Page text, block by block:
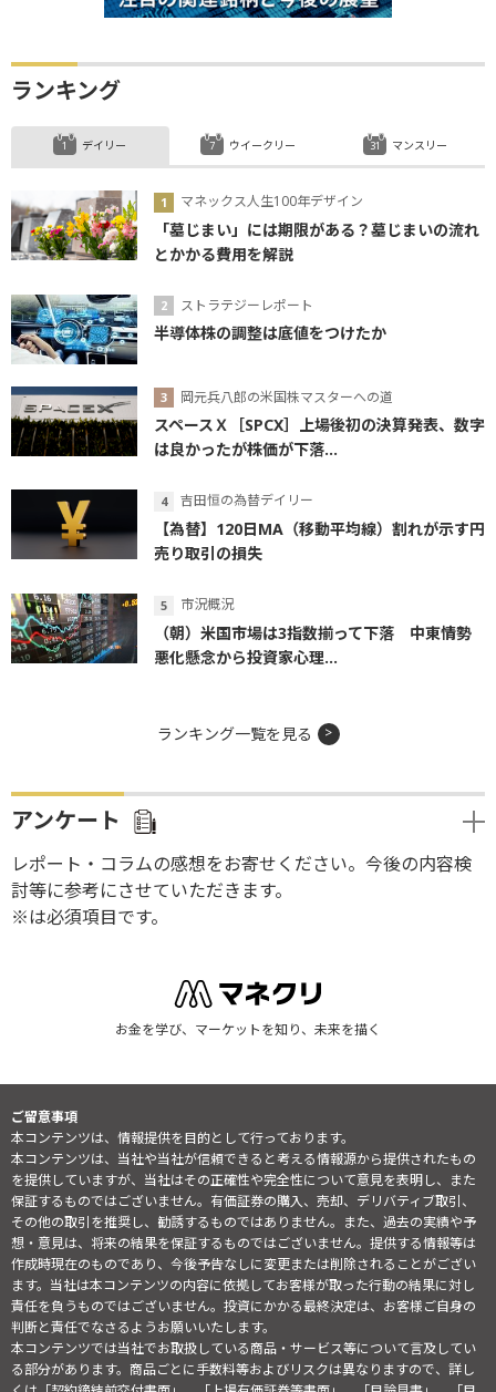
ランキング
デイリー
マネックス人生100年デザイン
「墓じまい」には期限がある？墓じまいの流れ
とかかる費用を解説
ストラテジーレポート
半導体株の調整は底値をつけたか
岡元兵八郎の米国株マスターへの道
スペースＸ［SPCX］上場後初の決算発表、数字
は良かったが株価が下落...
吉田恒の為替デイリー
【為替】120日MA（移動平均線）割れが示す円
売り取引の損失
市況概況
（朝）米国市場は3指数揃って下落 中東情勢
悪化懸念から投資家心理...
ウイークリー マンスリー
ランキング一覧を見る
アンケート
レポート・コラムの感想をお寄せください。今後の内容検
討等に参考にさせていただきます。
※は必須項目です。
お金を学び、マーケットを知り、未来を描く
ご留意事項
本コンテンツは、情報提供を目的として行っております。
本コンテンツは、当社や当社が信頼できると考える情報源から提供されたもの
を提供していますが、当社はその正確性や完全性について意見を表明し、また
保証するものではございません。有価証券の購入、売却、デリバティブ取引、
その他の取引を推奨し、勧誘するものではありません。また、過去の実績や予
想・意見は、将来の結果を保証するものではございません。提供する情報等は
作成時現在のものであり、今後予告なしに変更または削除されることがござい
ます。当社は本コンテンツの内容に依拠してお客様が取った行動の結果に対し
責任を負うものではございません。投資にかかる最終決定は、お客様ご自身の
判断と責任でなさるようお願いいたします。
本コンテンツでは当社でお取扱している商品・サービス等について言及してい
る部分があります。商品ごとに手数料等およびリスクは異なりますので、詳し